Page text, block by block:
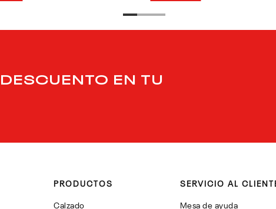
EN TU
PRODUCTOS
Calzado
SERVICIO AL
Mesa de ayuda